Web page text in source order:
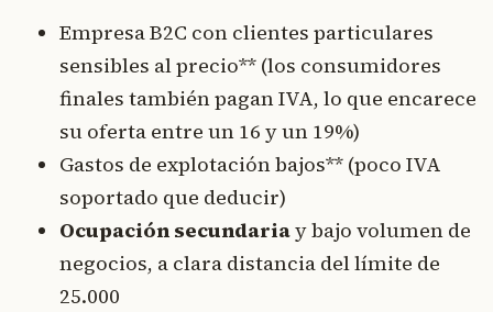
Empresa B2C con clientes particulares
sensibles al precio** (los consumidores
finales también pagan IVA, lo que encarece
su oferta entre un 16 y un 19%)
Gastos de explotación bajos** (poco IVA
soportado que deducir)
Ocupación secundariay bajo volumen de
negocios, a clara distancia del límite de
25.000